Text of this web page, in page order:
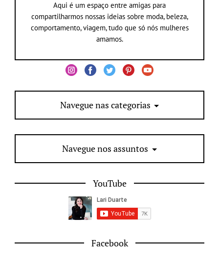
Aqui é um espaço entre amigas para
compartilharmos nossas ideias sobre moda, beleza,
comportamento, viagem, tudo que só nós mulheres
amamos.
Navegue nas categorias
Navegue nos assuntos
YouTube
Facebook